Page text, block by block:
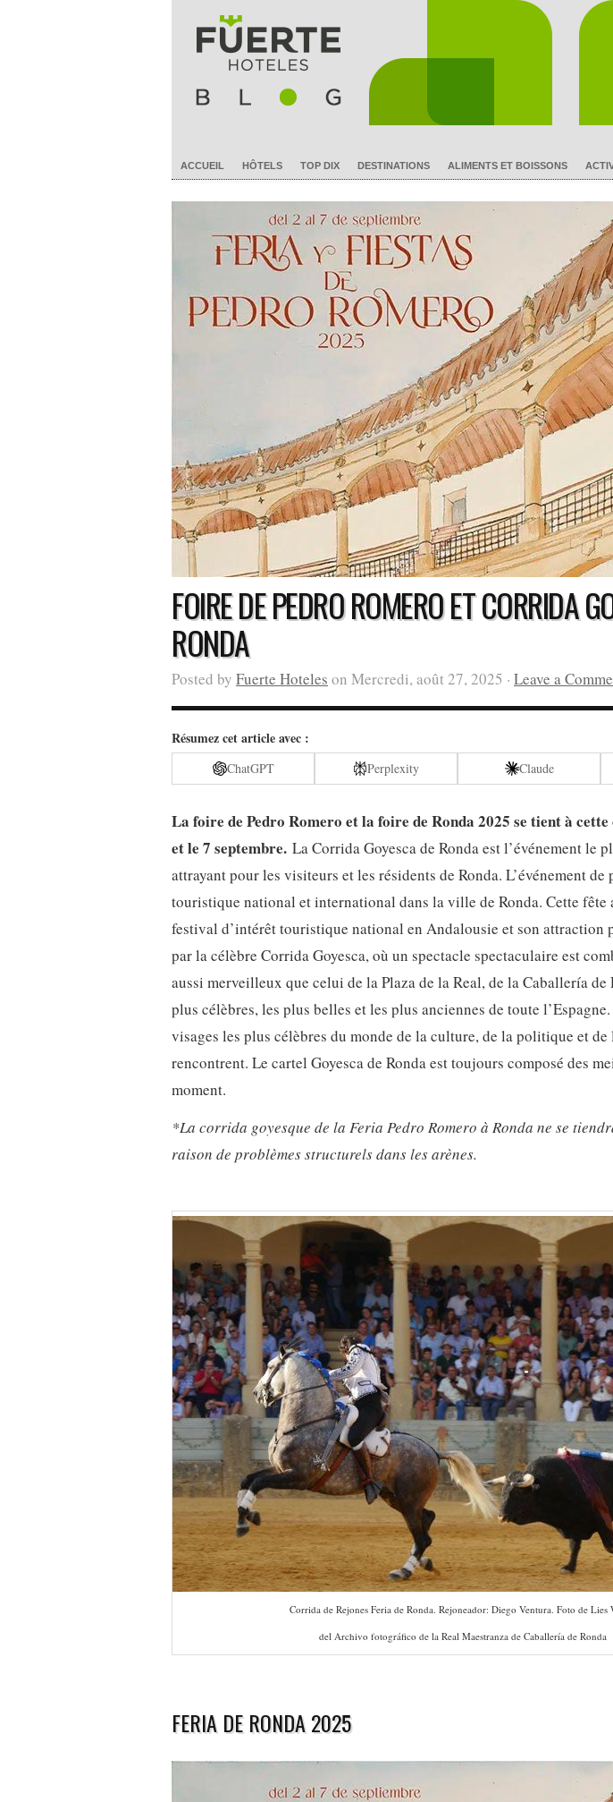
ACCUEIL HÔTELS TOP DIX DESTINATIONS ALIMENTS ET BOISSONS
FOIRE DE PEDRO ROMERO ET CORRIDA
RONDA
Posted by Fuerte Hoteles on Mercredi, août 27, 2025 · Leave a
Résumez cet article avec :
ChatGPT Perplexity Claude
La foire de Pedro Romero et la foire de Ronda 2025 se tient à
et le 7 septembre. La Corrida Goyesca de Ronda est l’événement le
attrayant pour les visiteurs et les résidents de Ronda. L’événement
touristique national et international dans la ville de Ronda. Cette fête
festival d’intérêt touristique national en Andalousie et son attraction
par la célèbre Corrida Goyesca, où un spectacle spectaculaire est
aussi merveilleux que celui de la Plaza de la Real, de la Caballería de
plus célèbres, les plus belles et les plus anciennes de toute
visages les plus célèbres du monde de la culture, de la politique et de
rencontrent. Le cartel Goyesca de Ronda est toujours composé des
moment.
*La corrida goyesque de la Feria Pedro Romero à Ronda ne se
raison de problèmes structurels dans les arènes.
Corrida de Rejones Feria de Ronda. Rejoneador: Diego Ventura. Foto de Lies
del Archivo fotográfico de la Real Maestranza de Caballería de Ronda
FERIA DE RONDA 2025